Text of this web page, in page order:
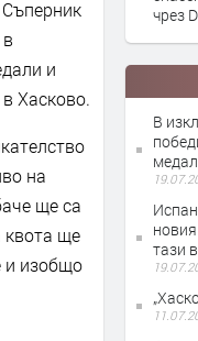
и
Хасково.
на
ще са
квота ще
и изобщо
чрез
В
тази